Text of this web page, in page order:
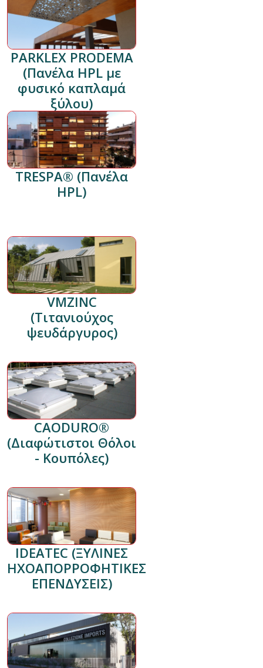
PARKLEX PRODEMA
(Πανέλα HPL με
φυσικό καπλαμά
ξύλου)
TRESPA® (Πανέλα
HPL)
VMZINC
(Τιτανιούχος
ψευδάργυρος)
CAODURO®
(Διαφώτιστοι Θόλοι
- Κουπόλες)
IDEATEC (ΞΥΛΙΝΕΣ
ΗΧΟΑΠΟΡΡΟΦΗΤΙΚΕΣ
ΕΠΕΝΔΥΣΕΙΣ)